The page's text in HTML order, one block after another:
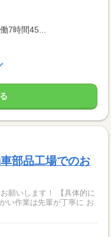
7時間45...
部品工場でのお
す！ 【具体的に